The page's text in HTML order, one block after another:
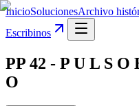
InicioSolucionesArchivo
Escribinos
PP 42 - P U L S
O